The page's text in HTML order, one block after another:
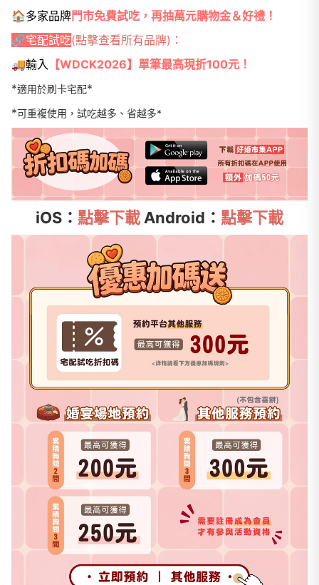
🏠多家品牌門市免費試吃，再抽萬元購物金＆好禮！
🔗宅配試吃(點擊查看所有品牌) ：
🚚輸入 【WDCK2026】單筆最高現折100元！
*適用於刷卡宅配*
*可重複使用，試吃越多、省越多*
iOS： 點擊下載 Android： 點擊下載